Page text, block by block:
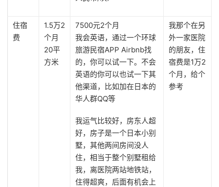
住宿
费
1.5万2
个月
20平
方米
7500元2个月
我会英语，通过一个环球
旅游民宿APP Airbnb找
的，你可以试一下。不会
英语的你可以也试一下其
他渠道，比如加在日本的
华人群QQ等
我运气比较好，房东人超
好，房子是一个日本小别
墅，其他两间房间没人
住，相当于整个别墅租给
我，离医院两站地铁站，
住得超爽，后面有机会上
我那个在另
外一家医院
的朋友，住
宿费是1万2
个月，给个
参考